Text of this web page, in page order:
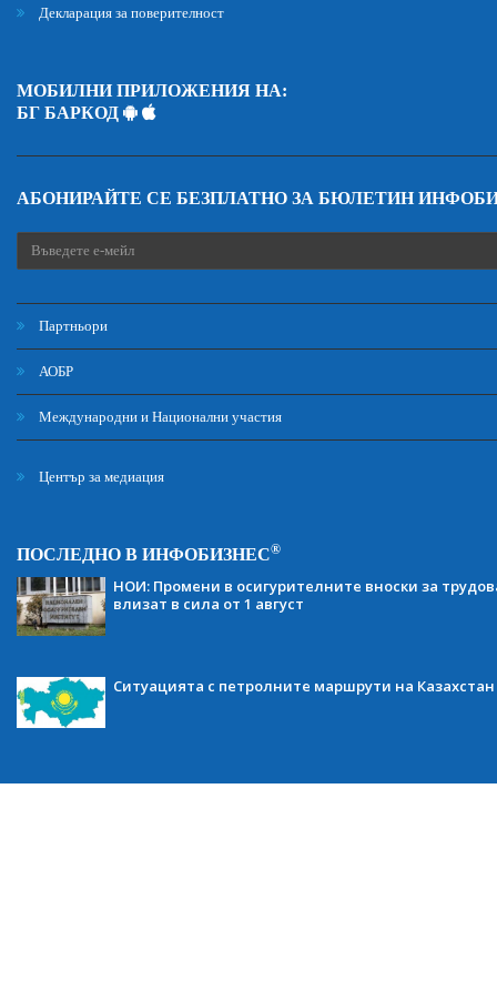
Декларация за поверителност
МОБИЛНИ ПРИЛОЖЕНИЯ НА:
БГ БАРКОД
АБОНИРАЙТЕ СЕ БЕЗПЛАТНО ЗА БЮЛЕТИН
Партньори
АОБР
Международни и Национални участия
Център за медиация
ПОСЛЕДНО В ИНФОБИЗНЕС®
НОИ: Промени в осигурителните вноски за
влизат в сила от 1 август
Ситуацията с петролните маршрути на Казахстан